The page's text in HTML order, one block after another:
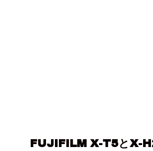
FUJIFILM X-T5とX-